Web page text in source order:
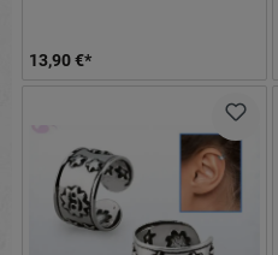
13,90 €*